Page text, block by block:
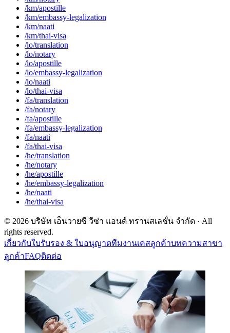
/km/apostille
/km/embassy-legalization
/km/naati
/km/thai-visa
/lo/translation
/lo/notary
/lo/apostille
/lo/embassy-legalization
/lo/naati
/lo/thai-visa
/fa/translation
/fa/notary
/fa/apostille
/fa/embassy-legalization
/fa/naati
/fa/thai-visa
/he/translation
/he/notary
/he/apostille
/he/embassy-legalization
/he/naati
/he/thai-visa
© 2026 บริษัท เอ็นวายซี วีซ่า แอนด์ ทรานสเลชั่น จำกัด · All
rights reserved.
เกี่ยวกับใบรับรอง & ใบอนุญาตทีมงานเคสลูกค้าบทความสาขา
ลูกค้าFAQติดต่อ